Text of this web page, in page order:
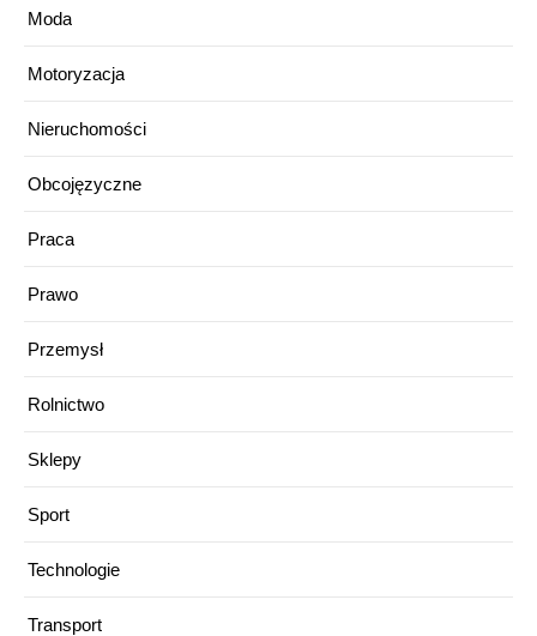
Moda
Motoryzacja
Nieruchomości
Obcojęzyczne
Praca
Prawo
Przemysł
Rolnictwo
Sklepy
Sport
Technologie
Transport